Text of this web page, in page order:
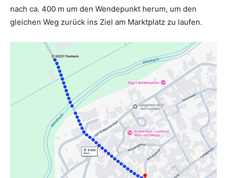
nach ca. 400 m um den Wendepunkt herum, um den
gleichen Weg zurück ins Ziel am Marktplatz zu laufen.